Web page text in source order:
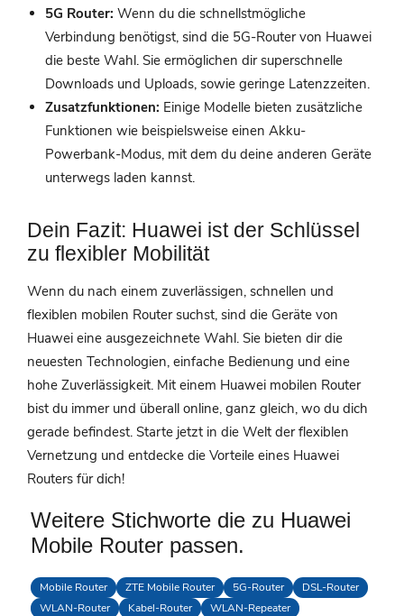
5G Router: Wenn du die schnellstmögliche
Verbindung benötigst, sind die 5G-Router von Huawei
die beste Wahl. Sie ermöglichen dir superschnelle
Downloads und Uploads, sowie geringe Latenzzeiten.
Zusatzfunktionen: Einige Modelle bieten zusätzliche
Funktionen wie beispielsweise einen Akku-
Powerbank-Modus, mit dem du deine anderen Geräte
unterwegs laden kannst.
Dein Fazit: Huawei ist der Schlüssel
zu flexibler Mobilität
Wenn du nach einem zuverlässigen, schnellen und
flexiblen mobilen Router suchst, sind die Geräte von
Huawei eine ausgezeichnete Wahl. Sie bieten dir die
neuesten Technologien, einfache Bedienung und eine
hohe Zuverlässigkeit. Mit einem Huawei mobilen Router
bist du immer und überall online, ganz gleich, wo du dich
gerade befindest. Starte jetzt in die Welt der flexiblen
Vernetzung und entdecke die Vorteile eines Huawei
Routers für dich!
Weitere Stichworte die zu Huawei
Mobile Router passen.
Mobile Router ZTE Mobile Router 5G-Router
DSL-Router
WLAN-Router
Kabel-Router
WLAN-Repeater